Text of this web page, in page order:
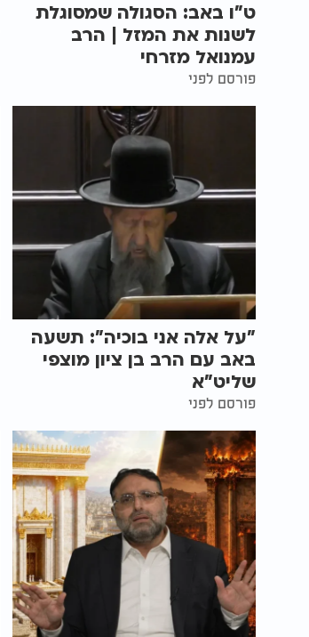
ט"ו באב: הסגולה שמסוגלת
לשנות את המזל | הרב
עמנואל מזרחי
פורסם לפני
"על אלה אני בוכיה": תשעה
באב עם הרב בן ציון מוצפי
שליט"א
פורסם לפני